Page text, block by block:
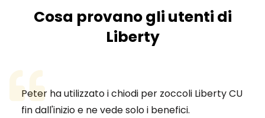
Cosa provano gli utenti di
Liberty
Peter ha utilizzato i chiodi per zoccoli Liberty CU
fin dall'inizio e ne vede solo i benefici.
A Ed piace usare il chiodo a ferro di cavallo Liberty
FJ1: